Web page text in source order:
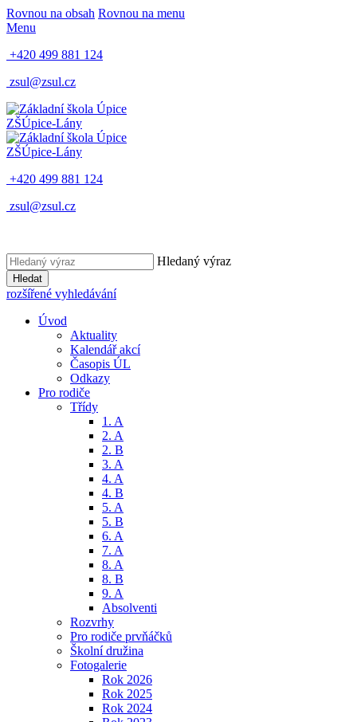
Rovnou na obsah Rovnou na menu
Menu
+420 499 881 124
zsul@zsul.cz
ZŠÚpice-Lány
ZŠÚpice-Lány
+420 499 881 124
zsul@zsul.cz
Hledaný výraz
Hledat
rozšířené vyhledávání
Úvod
Aktuality
Kalendář akcí
Časopis ÚL
Odkazy
Pro rodiče
Třídy
1. A
2. A
2. B
3. A
4. A
4. B
5. A
5. B
6. A
7. A
8. A
8. B
9. A
Absolventi
Rozvrhy
Pro rodiče prvňáčků
Školní družina
Fotogalerie
Rok 2026
Rok 2025
Rok 2024